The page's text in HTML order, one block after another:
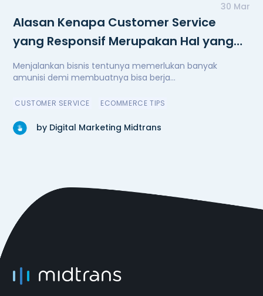
30 Mar
Alasan Kenapa Customer Service
yang Responsif Merupakan Hal yang
Penting
Menjalankan bisnis tentunya memerlukan banyak
amunisi demi membuatnya bisa berja...
CUSTOMER SERVICE ECOMMERCE TIPS
by Digital Marketing Midtrans